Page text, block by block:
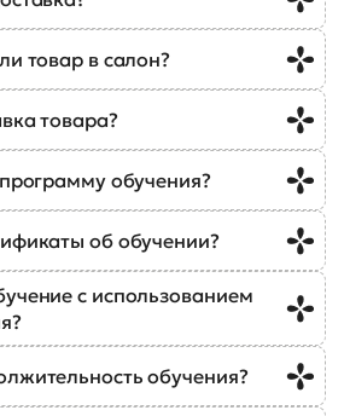
товар в салон?
товара?
обучения?
об обучении?
с использованием
обучения?